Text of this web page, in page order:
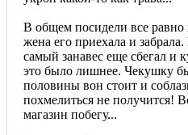
В общем посидели все
жена его приехала и
самый занавес еще сбегал и
это было лишнее. Чекушку
половины вон стоит и
похмелиться не получится!
магазин побегу...